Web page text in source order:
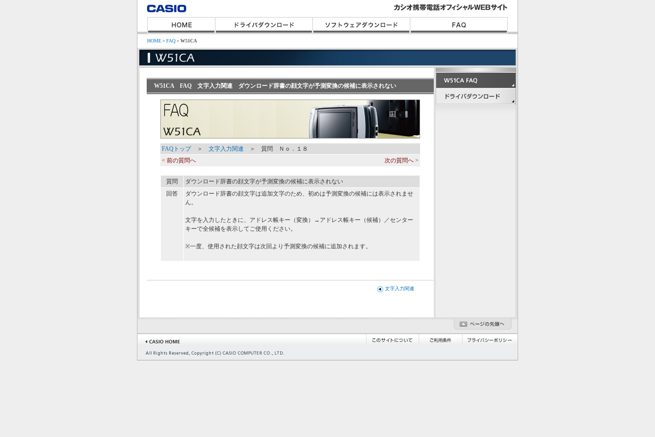
HOME＞FAQ＞W51CA
W51CA FAQ 文字入力関連 ダウンロード辞書の顔文字が予測変換の候補に表示されない
FAQトップ＞ 文字入力関連 ＞ 質問 Ｎｏ．１８
< 前の質問へ
次の質問へ >
質問
ダウンロード辞書の顔文字が予測変換の候補に表示されない
回答
ダウンロード辞書の顔文字は追加文字のため、初めは予測変換の候補には表示されませ
ん。
文字を入力したときに、アドレス帳キー（変換）→アドレス帳キー（候補）／センター
キーで全候補を表示してご使用ください。
※一度、使用された顔文字は次回より予測変換の候補に追加されます。
文字入力関連